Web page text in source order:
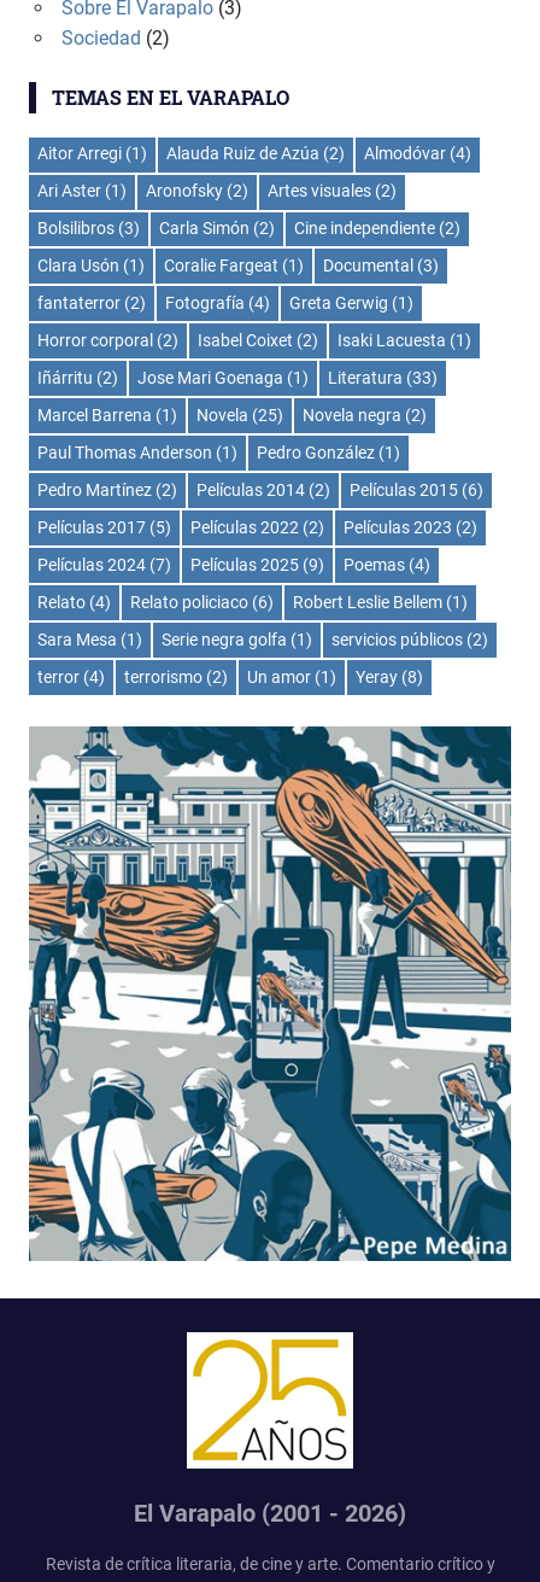
Sobre El Varapalo(3)
Sociedad (2)
TEMAS EN EL VARAPALO
Aitor Arregi (1) Alauda Ruiz de Azúa (2) Almodóvar (4)
Ari Aster (1) Aronofsky (2) Artes visuales (2)
Bolsilibros (3) Carla Simón (2) Cine independiente (2)
Clara Usón (1) Coralie Fargeat (1) Documental (3)
fantaterror (2) Fotografía (4) Greta Gerwig (1)
Horror corporal (2) Isabel Coixet (2) Isaki Lacuesta (1)
Iñárritu (2) Jose Mari Goenaga (1) Literatura (33)
Marcel Barrena (1) Novela (25) Novela negra (2)
Paul Thomas Anderson (1) Pedro González (1)
Pedro Martínez (2) Películas 2014 (2) Películas 2015 (6)
Películas 2017 (5) Películas 2022 (2) Películas 2023 (2)
Películas 2024 (7) Películas 2025 (9) Poemas (4)
Relato (4) Relato policiaco (6) Robert Leslie Bellem (1)
Sara Mesa (1) Serie negra golfa (1) servicios públicos (2)
terror (4) terrorismo (2) Un amor (1) Yeray (8)
El Varapalo (2001 - 2026)
Revista de crítica literaria, de cine y arte. Comentario crítico y